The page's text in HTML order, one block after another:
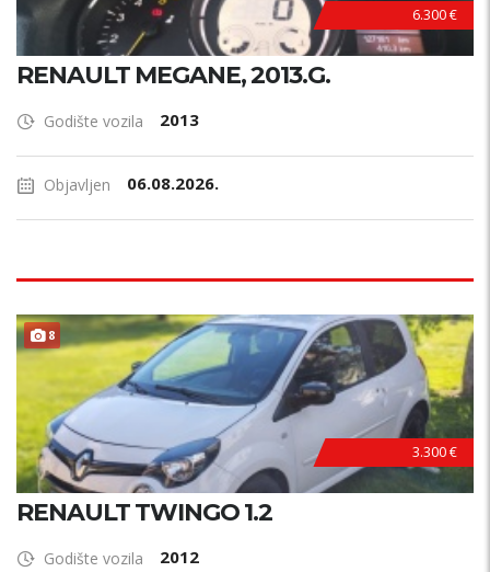
6.300 €
RENAULT MEGANE, 2013.G.
Godište vozila 2013
Objavljen 06.08.2026.
8
3.300 €
RENAULT TWINGO 1.2
Godište vozila 2012